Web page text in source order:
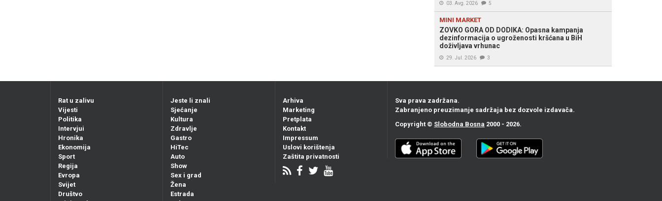
03. Avg. 2026 5
MINI MARKET
ZOVKO GORA OD DODIKA: Opasna kampanja
dezinformacija o ugroženosti kršćana u BiH
doživljava vrhunac
29. Jul. 2026 3
Rat u zalivu
Vijesti
Politika
Intervjui
Hronika
Ekonomija
Sport
Regija
Evropa
Svijet
Društvo
Jeste li znali
Sjećanje
Kultura
Zdravlje
Gastro
HiTec
Auto
Show
Sex i grad
Žena
Estrada
Arhiva
Marketing
Pretplata
Kontakt
Impressum
Uslovi korištenja
Zaštita privatnosti
Sva prava zadržana.
Zabranjeno preuzimanje sadržaja bez dozvole izdavača.
Copyright © Slobodna Bosna 2000 - 2026.